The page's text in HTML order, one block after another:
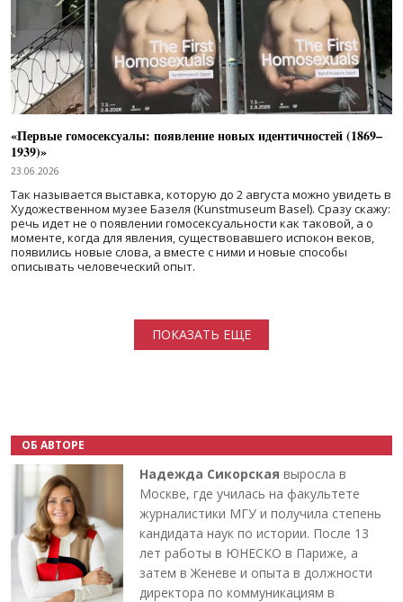
«Первые гомосексуалы: появление новых идентичностей (1869–
1939)»
23.06.2026
Так называется выставка, которую до 2 августа можно увидеть в
Художественном музее Базеля (Kunstmuseum Basel). Сразу скажу:
речь идет не о появлении гомосексуальности как таковой, а о
моменте, когда для явления, существовавшего испокон веков,
появились новые слова, а вместе с ними и новые способы
описывать человеческий опыт.
ПОКАЗАТЬ ЕЩЕ
ОБ АВТОРЕ
Надежда Сикорская выросла в
Москве, где училась на факультете
журналистики МГУ и получила степень
кандидата наук по истории. После 13
лет работы в ЮНЕСКО в Париже, а
затем в Женеве и опыта в должности
директора по коммуникациям в